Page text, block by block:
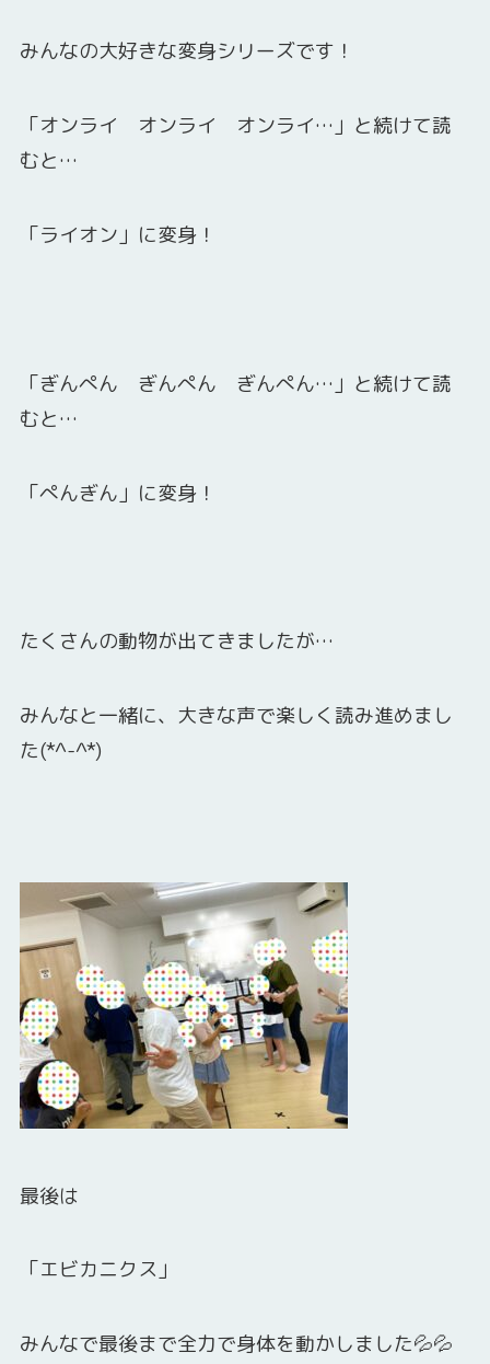
みんなの大好きな変身シリーズです！
「オンライ オンライ オンライ…」と続けて読
むと…
「ライオン」に変身！
「ぎんぺん ぎんぺん ぎんぺん…」と続けて読
むと…
「ぺんぎん」に変身！
たくさんの動物が出てきましたが…
みんなと一緒に、大きな声で楽しく読み進めまし
た(*^-^*)
最後は
「エビカニクス」
みんなで最後まで全力で身体を動かしました💦💦